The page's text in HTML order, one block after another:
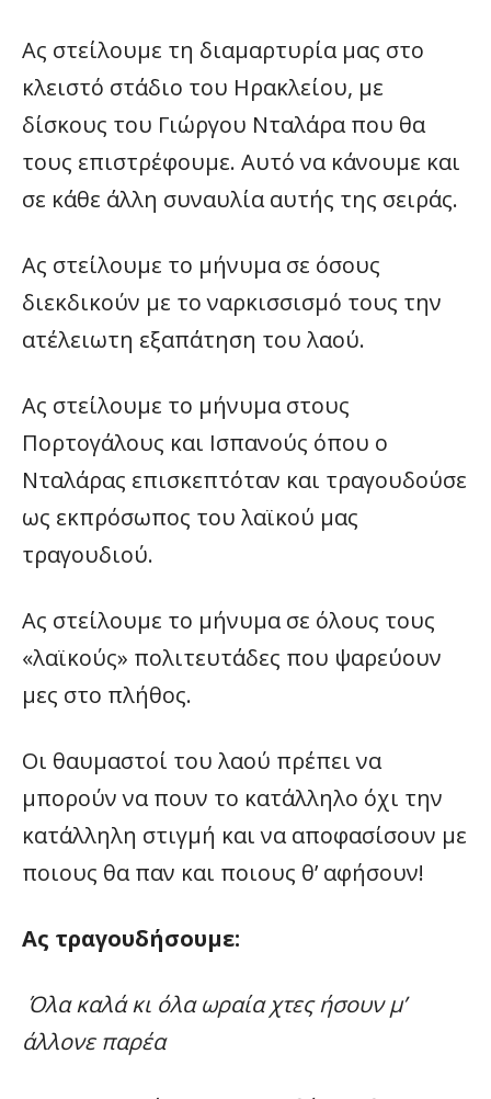
Ας στείλουμε τη διαμαρτυρία μας στο
κλειστό στάδιο του Ηρακλείου, με
δίσκους του Γιώργου Νταλάρα που θα
τους επιστρέφουμε. Αυτό να κάνουμε και
σε κάθε άλλη συναυλία αυτής της σειράς.
Ας στείλουμε το μήνυμα σε όσους
διεκδικούν με το ναρκισσισμό τους την
ατέλειωτη εξαπάτηση του λαού.
Ας στείλουμε το μήνυμα στους
Πορτογάλους και Ισπανούς όπου ο
Νταλάρας επισκεπτόταν και τραγουδούσε
ως εκπρόσωπος του λαϊκού μας
τραγουδιού.
Ας στείλουμε το μήνυμα σε όλους τους
«λαϊκούς» πολιτευτάδες που ψαρεύουν
μες στο πλήθος.
Οι θαυμαστοί του λαού πρέπει να
μπορούν να πουν το κατάλληλο όχι την
κατάλληλη στιγμή και να αποφασίσουν με
ποιους θα παν και ποιους θ’ αφήσουν!
Ας τραγουδήσουμε:
Όλα καλά κι όλα ωραία χτες ήσουν μ’
άλλονε παρέα